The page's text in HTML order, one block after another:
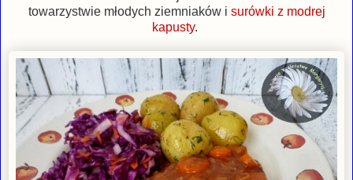
towarzystwie młodych ziemniaków i surówki z modrej
kapusty.